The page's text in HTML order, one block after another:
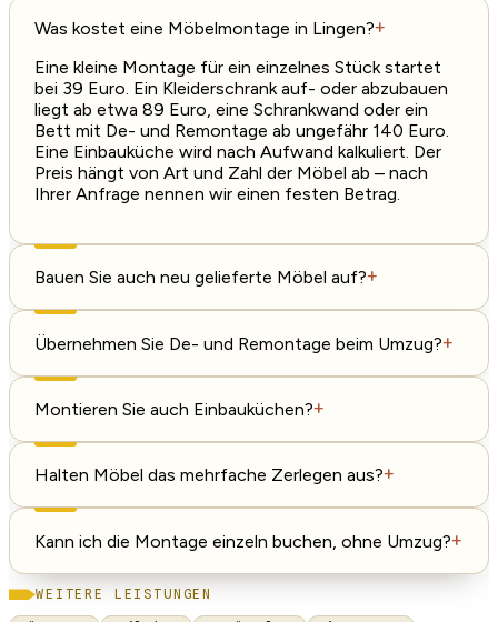
Was kostet eine Möbelmontage in Lingen?+
Eine kleine Montage für ein einzelnes Stück startet
bei 39 Euro. Ein Kleiderschrank auf- oder abzubauen
liegt ab etwa 89 Euro, eine Schrankwand oder ein
Bett mit De- und Remontage ab ungefähr 140 Euro.
Eine Einbauküche wird nach Aufwand kalkuliert. Der
Preis hängt von Art und Zahl der Möbel ab – nach
Ihrer Anfrage nennen wir einen festen Betrag.
Bauen Sie auch neu gelieferte Möbel auf?+
Übernehmen Sie De- und Remontage beim Umzug?+
Montieren Sie auch Einbauküchen?+
Halten Möbel das mehrfache Zerlegen aus?+
Kann ich die Montage einzeln buchen, ohne Umzug?+
WEITERE LEISTUNGEN